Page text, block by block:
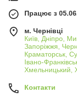
Працює з
м. Чернівці
Київ, Дніпро,
Запоріжжя,
Краматорськ,
Івано-
Хмельницький,
Контакти